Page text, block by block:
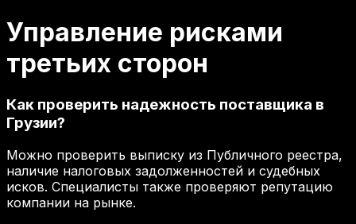
Управление рисками
третьих сторон
Как проверить надежность поставщика в
Грузии?
Можно проверить выписку из Публичного реестра,
наличие налоговых задолженностей и судебных
исков. Специалисты также проверяют репутацию
компании на рынке.